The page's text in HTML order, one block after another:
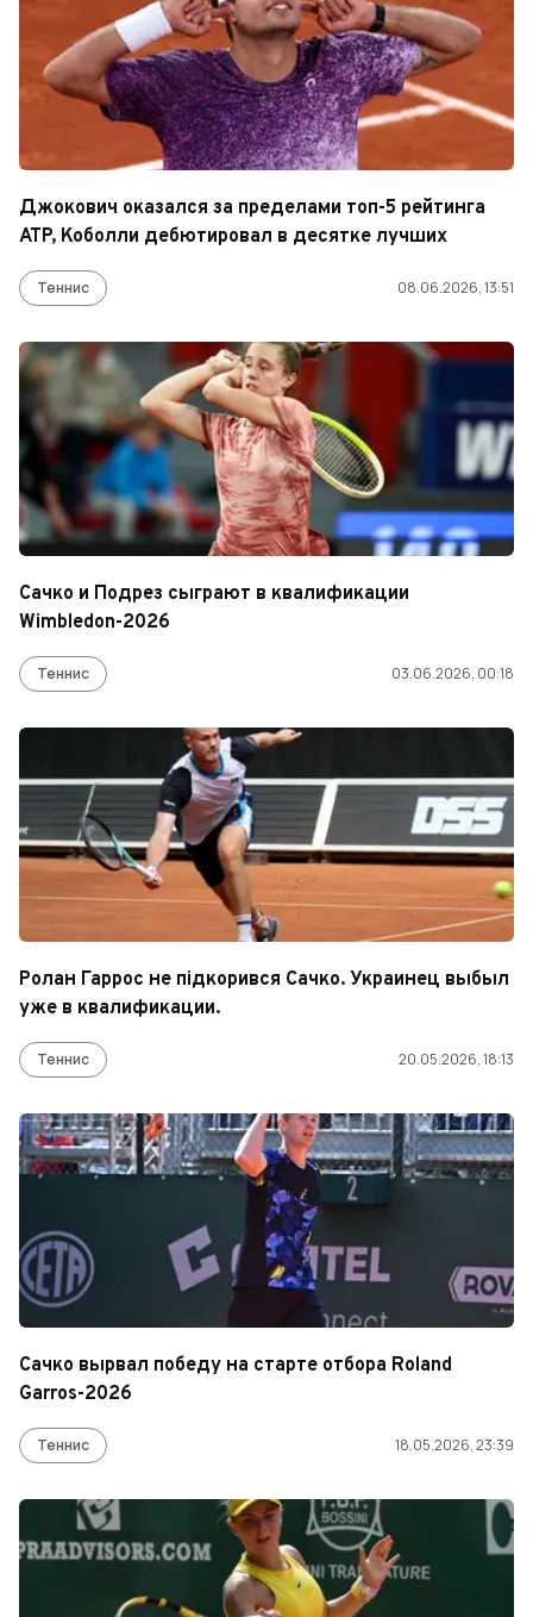
Джокович оказался за пределами топ-5 рейтинга
ATP, Коболли дебютировал в десятке лучших
Теннис 08.06.2026, 13:51
Сачко и Подрез сыграют в квалификации
Wimbledon-2026
Теннис 03.06.2026, 00:18
Ролан Гаррос не підкорився Сачко. Украинец выбыл
уже в квалификации.
Теннис 20.05.2026, 18:13
Сачко вырвал победу на старте отбора Roland
Garros-2026
Теннис 18.05.2026, 23:39